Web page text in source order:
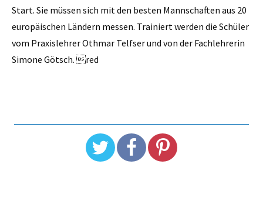
Start. Sie müssen sich mit den besten Mannschaften aus 20
europäischen Ländern messen. Trainiert werden die Schüler
vom Praxislehrer Othmar Telfser und von der Fachlehrerin
Simone Götsch. red